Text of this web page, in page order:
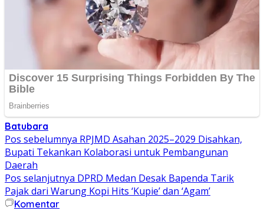
Batubara
Navigasi
pos
Pos sebelumnya RPJMD Asahan 2025–2029 Disahkan,
Bupati Tekankan Kolaborasi untuk Pembangunan
Daerah
Pos selanjutnya DPRD Medan Desak Bapenda Tarik
Pajak dari Warung Kopi Hits ‘Kupie’ dan ‘Agam’
Komentar